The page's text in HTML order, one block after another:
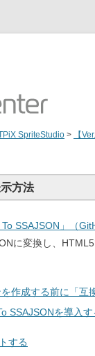
SpriteStudio > 【
方法
SSAJSON」（
に変換し、HTML5
作成する前に「互
SSAJSONを導入す
する